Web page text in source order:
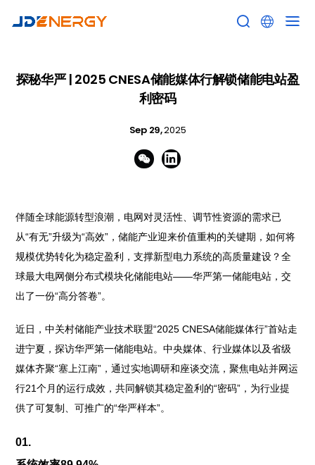
 
探秘华严 | 2025 CNESA储能媒体行解锁储能电站盈
利密码
Sep 29,2025
 
伴随全球能源转型浪潮，电网对灵活性、调节性资源的需求已
从“有无”升级为“高效”，储能产业迎来价值重构的关键期，如何将
规模优势转化为稳定盈利，支撑新型电力系统的高质量建设？全
球最大电网侧分布式模块化储能电站——华严第一储能电站，交
出了一份“高分答卷”。
近日，中关村储能产业技术联盟“2025 CNESA储能媒体行”首站走
进宁夏，探访华严第一储能电站。中央媒体、行业媒体以及省级
媒体齐聚“塞上江南”，通过实地调研和座谈交流，聚焦电站并网运
行21个月的运行成效，共同解锁其稳定盈利的“密码”，为行业提
供了可复制、可推广的“华严样本”。
01.